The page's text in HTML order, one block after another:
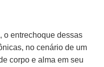
o entrechoque dessas
no cenário de um
corpo e alma em seu